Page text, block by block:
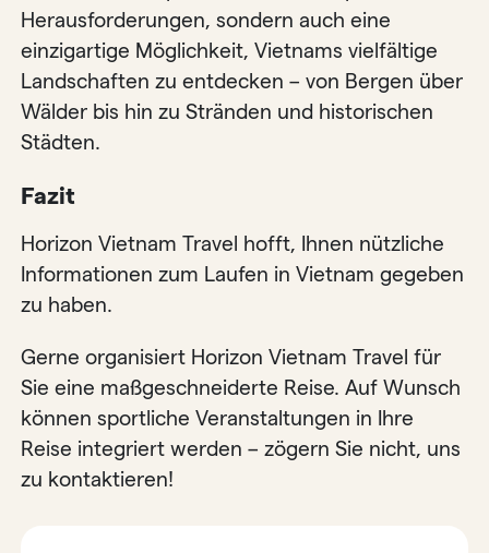
Herausforderungen, sondern auch eine
einzigartige Möglichkeit, Vietnams vielfältige
Landschaften zu entdecken – von Bergen über
Wälder bis hin zu Stränden und historischen
Städten.
Fazit
Horizon Vietnam Travel hofft, Ihnen nützliche
Informationen zum Laufen in Vietnam gegeben
zu haben.
Gerne organisiert Horizon Vietnam Travel für
Sie eine maßgeschneiderte Reise. Auf Wunsch
können sportliche Veranstaltungen in Ihre
Reise integriert werden – zögern Sie nicht, uns
zu kontaktieren!